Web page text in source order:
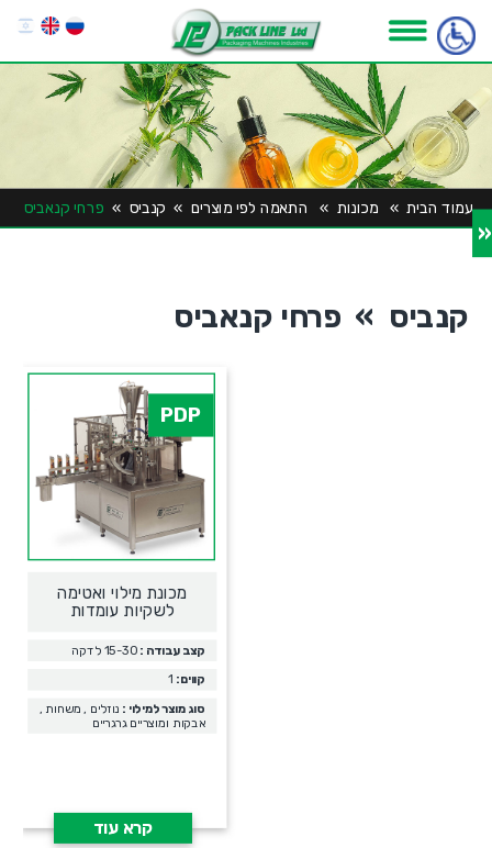
«
עמוד הבית» מכונות » התאמה לפי מוצרים » קנביס » פרחי קנאביס
קנביס » פרחי קנאביס
PDP
מכונת מילוי ואטימה
לשקיות עומדות
קצב עבודה : 15-30 לדקה
קווים:
סוג מוצר למילוי : נוזלים , משחות ,
אבקות ומוצריים גרגריים
קרא עוד